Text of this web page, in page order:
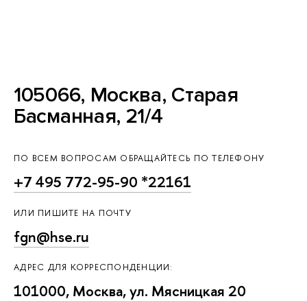
105066, Москва, Старая
Басманная, 21/4
ПО ВСЕМ ВОПРОСАМ ОБРАЩАЙТЕСЬ ПО ТЕЛЕФОНУ
+7 495 772-95-90 *22161
ИЛИ ПИШИТЕ НА ПОЧТУ
fgn@hse.ru
АДРЕС ДЛЯ КОРРЕСПОНДЕНЦИИ:
101000, Москва, ул. Мясницкая 20